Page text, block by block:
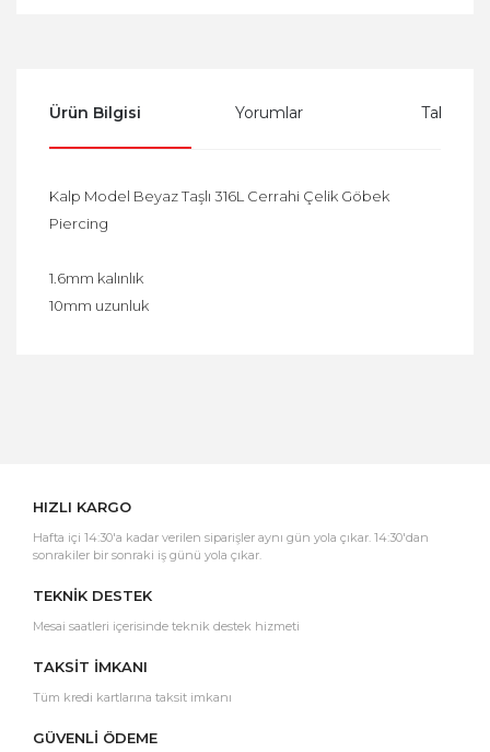
Ürün Bilgisi Yorumlar Taksit
Kalp Model Beyaz Taşlı 316L Cerrahi Çelik Göbek
Piercing
1.6mm kalınlık
10mm uzunluk
HIZLI KARGO
Hafta içi 14:30'a kadar verilen siparişler aynı gün yola çıkar. 14:30'dan
sonrakiler bir sonraki iş günü yola çıkar.
TEKNİK DESTEK
Mesai saatleri içerisinde teknik destek hizmeti
TAKSİT İMKANI
Tüm kredi kartlarına taksit imkanı
GÜVENLİ ÖDEME